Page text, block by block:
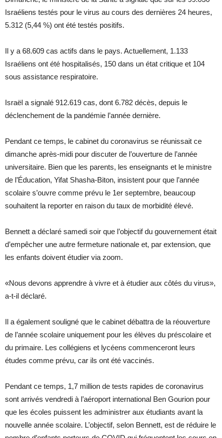
Israéliens testés pour le virus au cours des dernières 24 heures,
5.312 (5,44 %) ont été testés positifs.
Il y a 68.609 cas actifs dans le pays. Actuellement, 1.133
Israéliens ont été hospitalisés, 150 dans un état critique et 104
sous assistance respiratoire.
Israël a signalé 912.619 cas, dont 6.782 décès, depuis le
déclenchement de la pandémie l’année dernière.
Pendant ce temps, le cabinet du coronavirus se réunissait ce
dimanche après-midi pour discuter de l’ouverture de l’année
universitaire. Bien que les parents, les enseignants et le ministre
de l’Éducation, Yifat Shasha-Biton, insistent pour que l’année
scolaire s’ouvre comme prévu le 1er septembre, beaucoup
souhaitent la reporter en raison du taux de morbidité élevé.
Bennett a déclaré samedi soir que l’objectif du gouvernement était
d’empêcher une autre fermeture nationale et, par extension, que
les enfants doivent étudier via zoom.
«Nous devons apprendre à vivre et à étudier aux côtés du virus»,
a-t-il déclaré.
Il a également souligné que le cabinet débattra de la réouverture
de l’année scolaire uniquement pour les élèves du préscolaire et
du primaire. Les collégiens et lycéens commenceront leurs
études comme prévu, car ils ont été vaccinés.
Pendant ce temps, 1,7 million de tests rapides de coronavirus
sont arrivés vendredi à l’aéroport international Ben Gourion pour
que les écoles puissent les administrer aux étudiants avant la
nouvelle année scolaire. L’objectif, selon Bennett, est de réduire le